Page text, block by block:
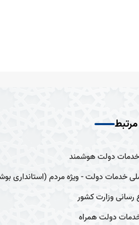
خدمات دولت هوشمند
خدمات دولت - ویژه مردم (استانداری
رسانی وزارت کشور
دولت همراه